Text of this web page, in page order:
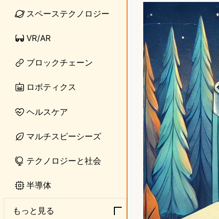
スペーステクノロジー
VR/AR
ブロックチェーン
ロボティクス
ヘルスケア
マルチスピーシーズ
テクノロジーと社会
半導体
もっと見る
o
d
o
n